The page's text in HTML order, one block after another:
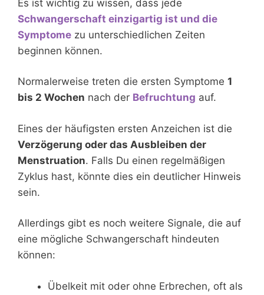
Es ist wichtig zu wissen, dass jede
Schwangerschaft einzigartig ist und die
Symptome zu unterschiedlichen Zeiten
beginnen können.
Normalerweise treten die ersten Symptome 1
bis 2 Wochen nach der Befruchtung auf.
Eines der häufigsten ersten Anzeichen ist die
Verzögerung oder das Ausbleiben der
Menstruation. Falls Du einen regelmäßigen
Zyklus hast, könnte dies ein deutlicher Hinweis
sein.
Allerdings gibt es noch weitere Signale, die auf
eine mögliche Schwangerschaft hindeuten
können:
Übelkeit mit oder ohne Erbrechen, oft als